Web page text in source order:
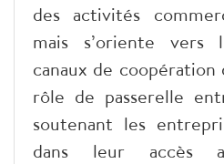
des activités
mais s’oriente vers
canaux de coopération
rôle de passerelle
soutenant les
dans leur accès